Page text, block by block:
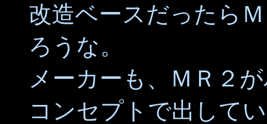
改造ベースだったら
ろうな。
メーカーも、ＭＲ２
コンセプトで出して